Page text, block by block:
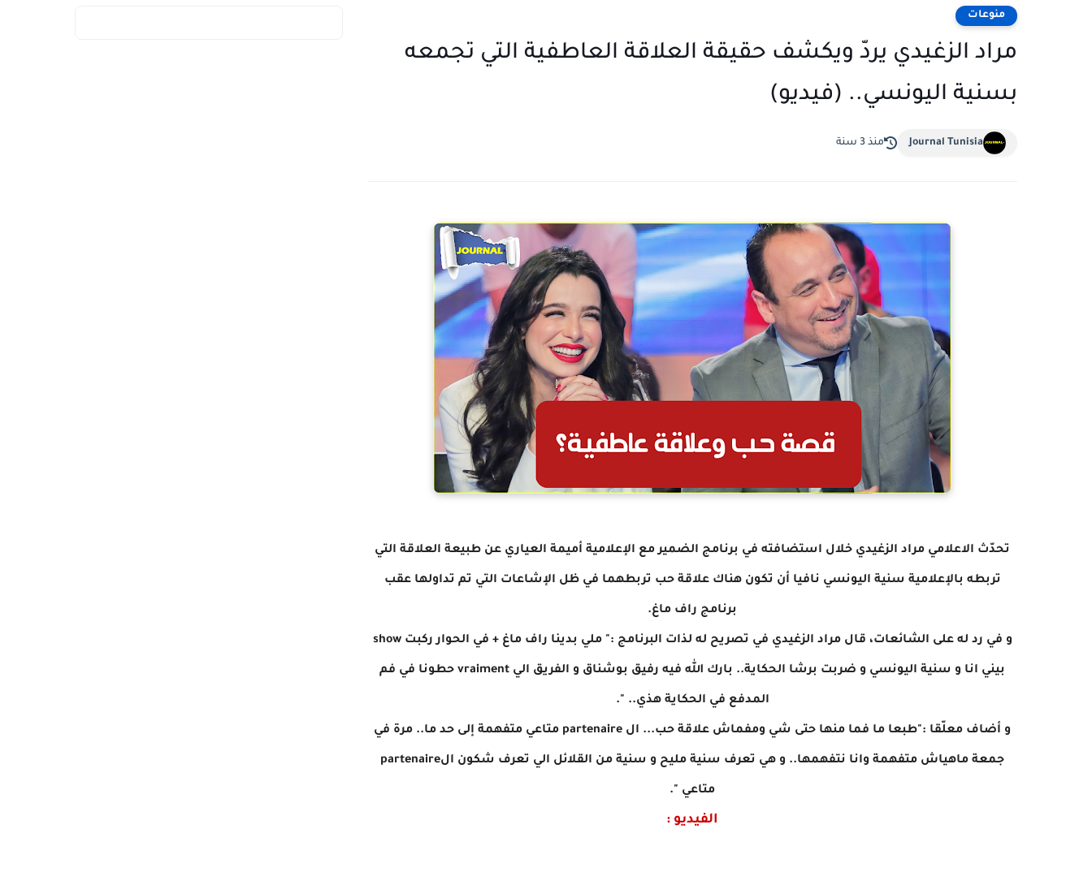
منوعات
مراد الزغيدي يردّ ويكشف حقيقة العلاقة العاطفية التي تجمعه
بسنية اليونسي.. (فيديو)
Journal Tunisia منذ 3 سنة
تحدّث الاعلامي مراد الزغيدي خلال استضافته في برنامج الضمير مع الإعلامية أميمة العياري عن طبيعة العلاقة التي
تربطه بالإعلامية سنية اليونسي نافيا أن تكون هناك علاقة حب تربطهما في ظل الإشاعات التي تم تداولها عقب
برنامج راف ماغ.
و في رد له على الشائعات، قال مراد الزغيدي في تصريح له لذات البرنامج :" ملي بدينا راف ماغ + في الحوار ركبت show
بيني انا و سنية اليونسي و ضربت برشا الحكاية.. بارك الله فيه رفيق بوشناق و الفريق الي vraiment حطونا في فم
المدفع في الحكاية هذي.. ".
و أضاف معلّقا :"طبعا ما فما منها حتى شي ومفماش علاقة حب... ال partenaire متاعي متفهمة إلى حد ما.. مرة في
جمعة ماهياش متفهمة وانا نتفهمها.. و هي تعرف سنية مليح و سنية من القلائل الي تعرف شكون الpartenaire
متاعي ".
الفيديو :